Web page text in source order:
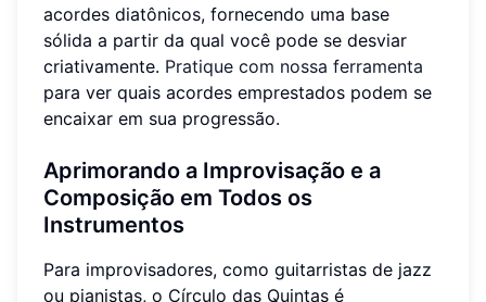
acordes diatônicos, fornecendo uma base
sólida a partir da qual você pode se desviar
criativamente. Pratique com nossa ferramenta
para ver quais acordes emprestados podem se
encaixar em sua progressão.
Aprimorando a Improvisação e a
Composição em Todos os
Instrumentos
Para improvisadores, como guitarristas de jazz
ou pianistas, o Círculo das Quintas é